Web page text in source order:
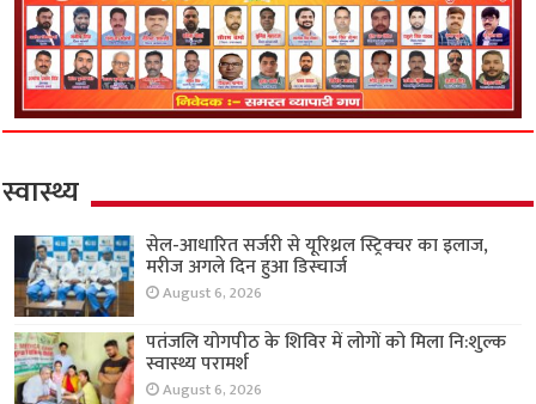
स्वास्थ्य
सेल-आधारित सर्जरी से यूरिथ्रल स्ट्रिक्चर का इलाज,
मरीज अगले दिन हुआ डिस्चार्ज
August 6, 2026
पतंजलि योगपीठ के शिविर में लोगों को मिला नि:शुल्क
स्वास्थ्य परामर्श
August 6, 2026